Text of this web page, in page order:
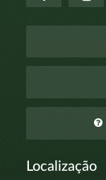
Localização